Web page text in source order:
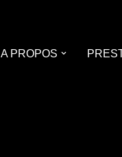
A PROPOS